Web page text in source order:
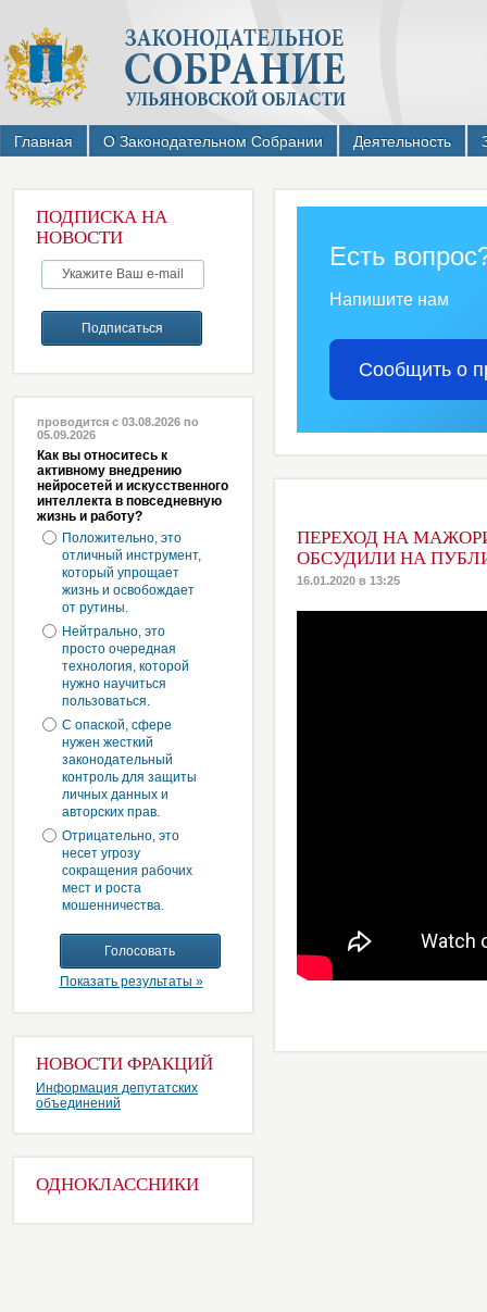
Главная О Законодательном Собрании Деятельность
ПОДПИСКА НА
НОВОСТИ
проводится с 03.08.2026 по
05.09.2026
Как вы относитесь к
активному внедрению
нейросетей и искусственного
интеллекта в повседневную
жизнь и работу?
Положительно, это
отличный инструмент,
который упрощает
жизнь и освобождает
от рутины.
Нейтрально, это
просто очередная
технология, которой
нужно научиться
пользоваться.
С опаской, сфере
нужен жесткий
законодательный
контроль для защиты
личных данных и
авторских прав.
Отрицательно, это
несет угрозу
сокращения рабочих
мест и роста
мошенничества.
Показать результаты »
НОВОСТИ ФРАКЦИЙ
Информация депутатских
объединений
ОДНОКЛАССНИКИ
Есть
Напишите нам
Сообщить о
ПЕРЕХОД НА
ОБСУДИЛИ НА
16.01.2020 в 13:25